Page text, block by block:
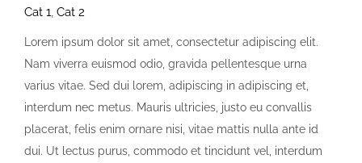
Cat 1, Cat 2
Lorem ipsum dolor sit amet, consectetur adipiscing elit.
Nam viverra euismod odio, gravida pellentesque urna
varius vitae. Sed dui lorem, adipiscing in adipiscing et,
interdum nec metus. Mauris ultricies, justo eu convallis
placerat, felis enim ornare nisi, vitae mattis nulla ante id
dui. Ut lectus purus, commodo et tincidunt vel, interdum